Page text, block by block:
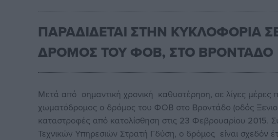
ΠΑΡΑΔΙΔΕΤΑΙ ΣΤΗΝ ΚΥΚΛΟΦΟΡΙΑ
ΔΡΟΜΟΣ ΤΟΥ ΦΟΒ, ΣΤΟ ΒΡΟΝΤΑΔΟ
Μετά από σημαντική χρονική καθυστέρηση, σε λίγες μέρες
χωματόδρομος ο δρόμος του ΦΟΒ στο Βροντάδο (οδός
καταστροφές από κατολίσθηση στις 23 Φεβρουαρίου 2015.
Τεχνικών Υπηρεσιών Στρατή Γδύση, ο δρόμος είναι σχεδόν